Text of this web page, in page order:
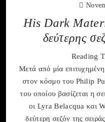
His Dark
δεύτερης
Reading
Μετά από μία
στον κόσμο του Philip
του οποίου βασίζεται η
οι Lyra Belacqua και
δεύτερη σεζόν της